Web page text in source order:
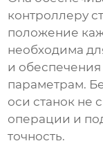
контроллеру
положение
необходима
и обеспечения
параметрам.
оси станок не
операции и
точность.